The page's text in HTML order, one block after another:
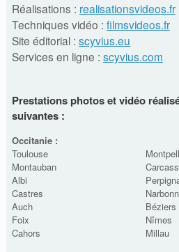
Réalisations : realisationsvideos.fr
Techniques vidéo : filmsvideos.fr
Site éditorial : scyvius.eu
Services en ligne : scyvius.com
Prestations photos et vidéo
suivantes :
Occitanie :
Toulouse
Montauban
Albi
Castres
Auch
Foix
Cahors
Béziers
Nîmes
Millau